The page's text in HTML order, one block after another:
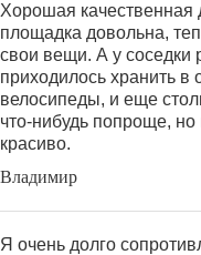
Хорошая качественная
площадка довольна,
свои вещи. А у соседки
приходилось хранить в
велосипеды, и еще
что-нибудь попроще, но
красиво.
Владимир
Я очень долго